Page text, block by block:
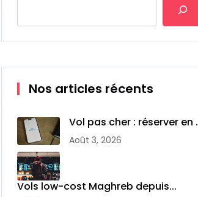
Nos articles récents
Vol pas cher : réserver en
Août 3, 2026
Vols low-cost Maghreb depuis...